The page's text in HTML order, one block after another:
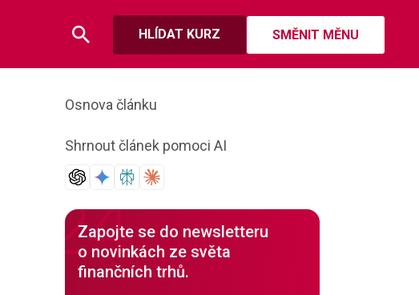
HLÍDAT KURZ SMĚNIT MĚNU
Osnova článku
Shrnout článek pomoci AI
Zapojte se do newsletteru
o novinkách ze světa
finančních trhů.